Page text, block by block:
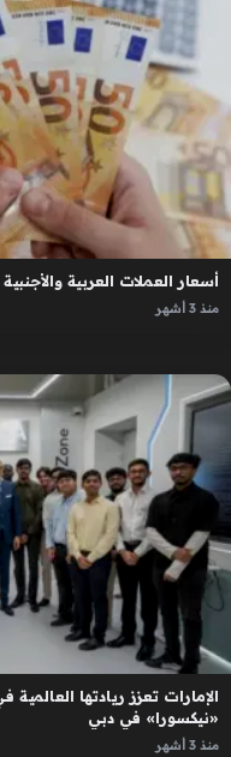
أسعار العملات العربية والأجنبية اليوم
منذ 3 أشهر
الإمارات تعزز ريادتها
«نيكسورا» في دبي
منذ 3 أشهر